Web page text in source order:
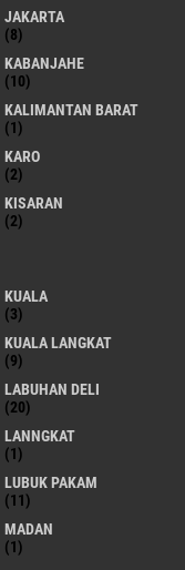
JAKARTA
(8)
KABANJAHE
(10)
KALIMANTAN BARAT
(1)
KARO
(2)
KISARAN
(2)
KUALA
(3)
KUALA LANGKAT
(9)
LABUHAN DELI
(20)
LANNGKAT
(1)
LUBUK PAKAM
(11)
MADAN
(1)